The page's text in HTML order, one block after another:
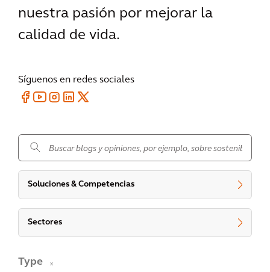
nuestra pasión por mejorar la
calidad de vida.
Síguenos en redes sociales
Soluciones & Competencias
Sectores
Type x